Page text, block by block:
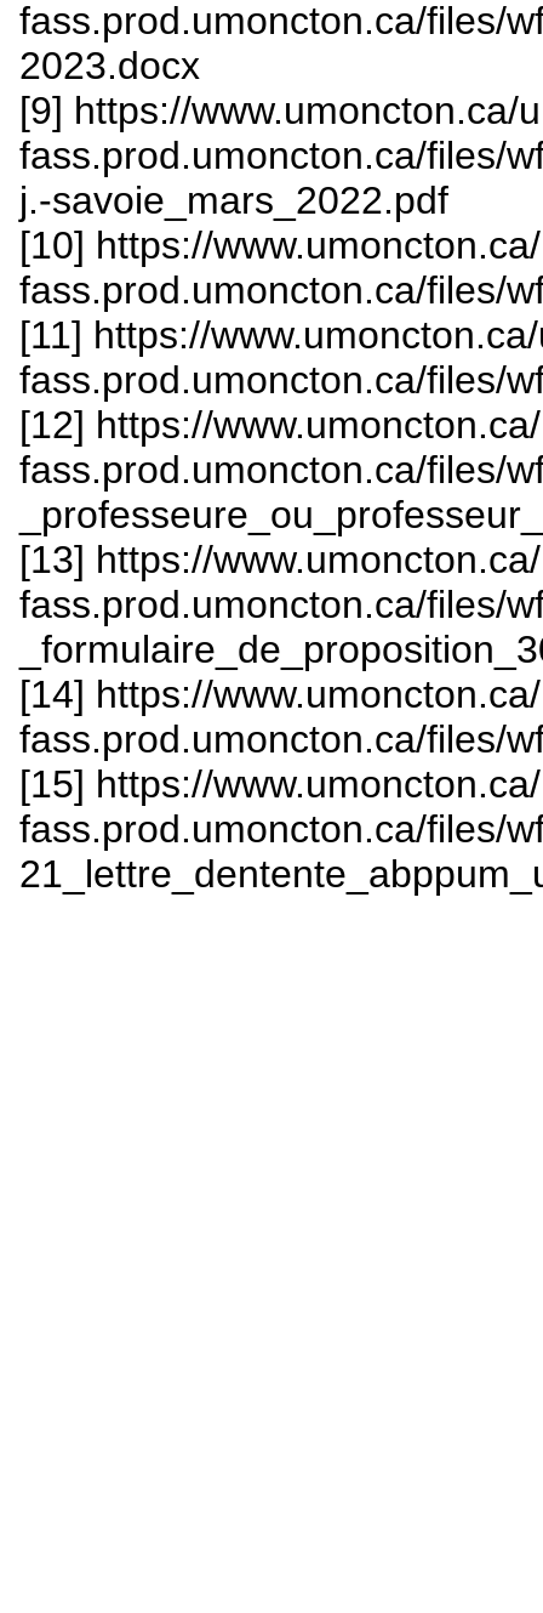
fass.prod.umoncton.ca/files/
2023.docx
[9] https://www.umoncton.ca/
fass.prod.umoncton.ca/files/
j.-savoie_mars_2022.pdf
[10] https://
fass.prod.umoncton.ca/files/
[11] https://
fass.prod.umoncton.ca/files/
[12] https://
fass.prod.umoncton.ca/files/
[13] https://
fass.prod.umoncton.ca/files/
[14] https://
fass.prod.umoncton.ca/files/
[15] https://
fass.prod.umoncton.ca/files/